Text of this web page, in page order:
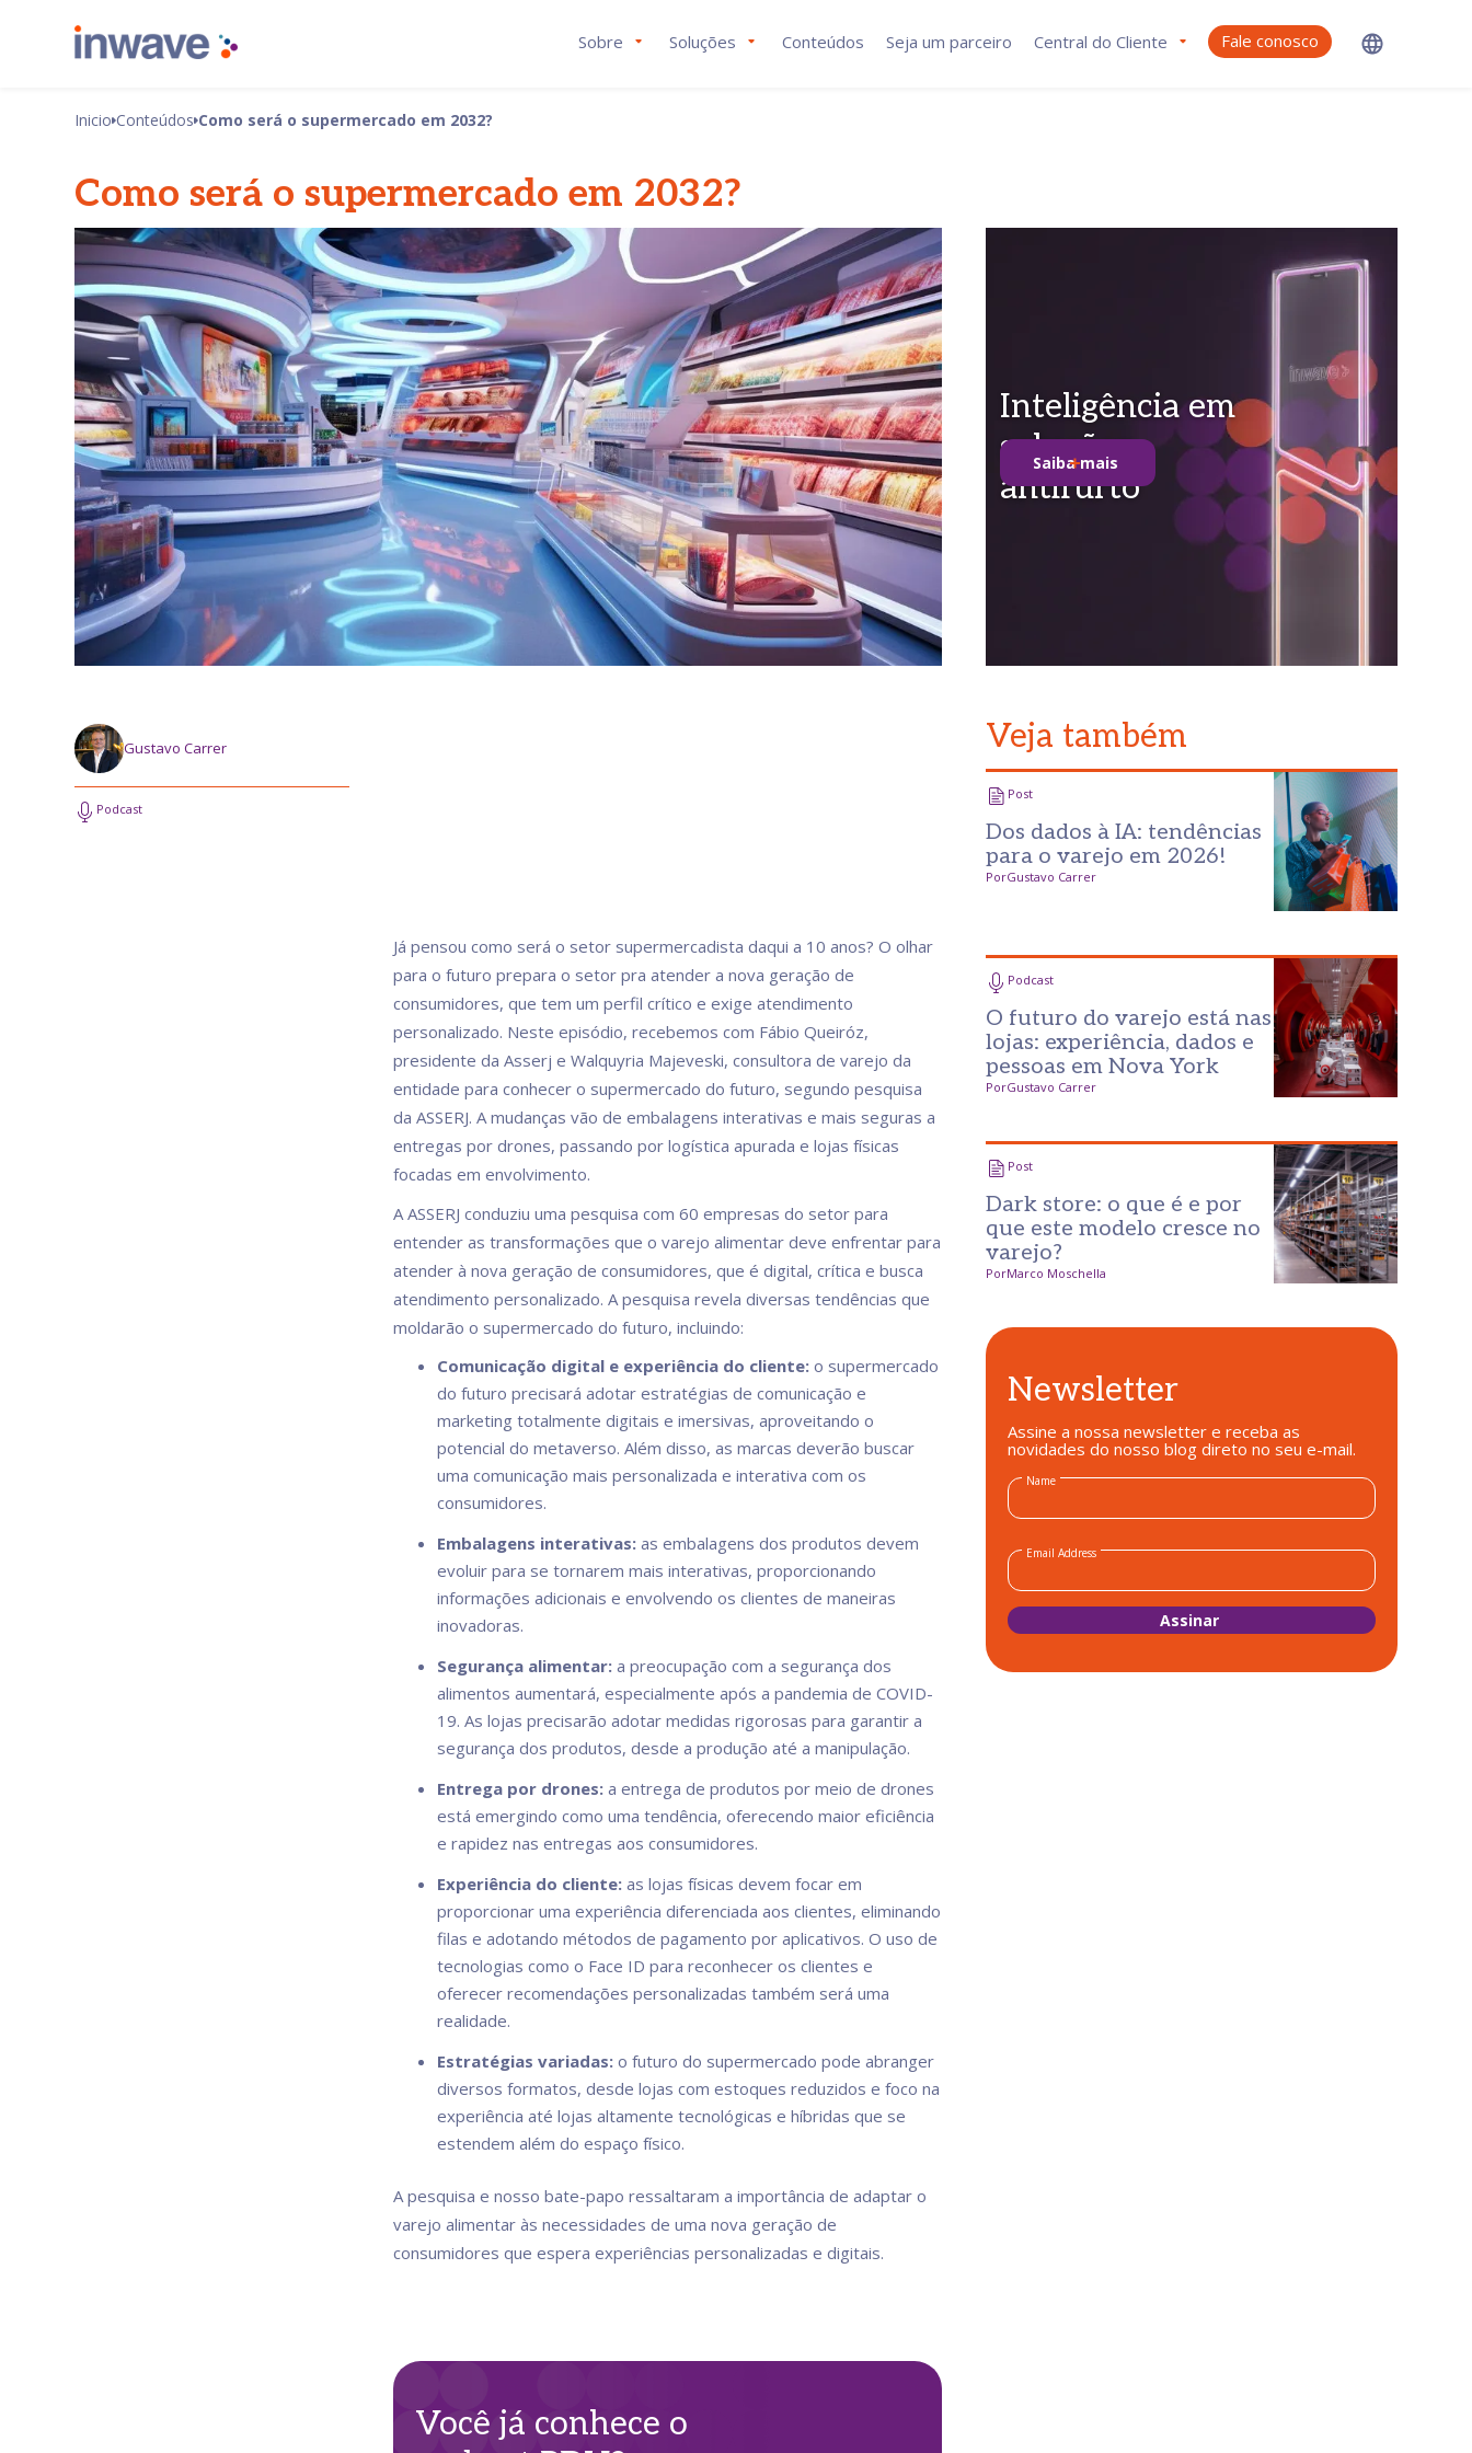
Sobre Soluções Conteúdos Seja um parceiro Central do Cliente Fale conosco
Inicio Conteúdos Como será o supermercado em 2032?
Como será o supermercado em 2032?
Gustavo Carrer
Podcast
Já pensou como será o setor supermercadista daqui a 10 anos? O olhar
para o futuro prepara o setor pra atender a nova geração de
consumidores, que tem um perfil crítico e exige atendimento
personalizado. Neste episódio, recebemos com Fábio Queiróz,
presidente da Asserj e Walquyria Majeveski, consultora de varejo da
entidade para conhecer o supermercado do futuro, segundo pesquisa
da ASSERJ. A mudanças vão de embalagens interativas e mais seguras a
entregas por drones, passando por logística apurada e lojas físicas
focadas em envolvimento.
A ASSERJ conduziu uma pesquisa com 60 empresas do setor para
entender as transformações que o varejo alimentar deve enfrentar para
atender à nova geração de consumidores, que é digital, crítica e busca
atendimento personalizado. A pesquisa revela diversas tendências que
moldarão o supermercado do futuro, incluindo:
Comunicação digital e experiência do cliente: o supermercado
do futuro precisará adotar estratégias de comunicação e
marketing totalmente digitais e imersivas, aproveitando o
potencial do metaverso. Além disso, as marcas deverão buscar
uma comunicação mais personalizada e interativa com os
consumidores.
Embalagens interativas:as embalagens dos produtos devem
evoluir para se tornarem mais interativas, proporcionando
informações adicionais e envolvendo os clientes de maneiras
inovadoras.
Segurança alimentar: a preocupação com a segurança dos
alimentos aumentará, especialmente após a pandemia de COVID-
19. As lojas precisarão adotar medidas rigorosas para garantir a
segurança dos produtos, desde a produção até a manipulação.
Entrega por drones: a entrega de produtos por meio de drones
está emergindo como uma tendência, oferecendo maior eficiência
e rapidez nas entregas aos consumidores.
Experiência do cliente: as lojas físicas devem focar em
proporcionar uma experiência diferenciada aos clientes, eliminando
filas e adotando métodos de pagamento por aplicativos. O uso de
tecnologias como o Face ID para reconhecer os clientes e
oferecer recomendações personalizadas também será uma
realidade.
Estratégias variadas:o futuro do supermercado pode abranger
diversos formatos, desde lojas com estoques reduzidos e foco na
experiência até lojas altamente tecnológicas e híbridas que se
estendem além do espaço físico.
A pesquisa e nosso bate-papo ressaltaram a importância de adaptar o
varejo alimentar às necessidades de uma nova geração de
consumidores que espera experiências personalizadas e digitais.
Você já conhece o
Inteligência em
soluções
antifurto
Saiba mais
Veja também
Post
Dos dados à IA: tendências
para o varejo em 2026!
PorGustavo Carrer
Podcast
O futuro do varejo está nas
lojas: experiência, dados e
pessoas em Nova York
PorGustavo Carrer
Post
Dark store: o que é e por
que este modelo cresce no
varejo?
PorMarco Moschella
Newsletter
Assine a nossa newsletter e receba as
novidades do nosso blog direto no seu e-mail.
Name
Email Address